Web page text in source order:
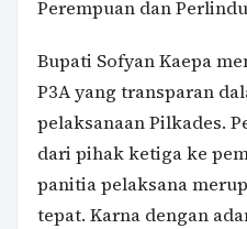
Perempuan dan
Bupati Sofyan Kaepa
P3A yang transparan
pelaksanaan Pilkades.
dari pihak ketiga ke
panitia pelaksana
tepat. Karna dengan